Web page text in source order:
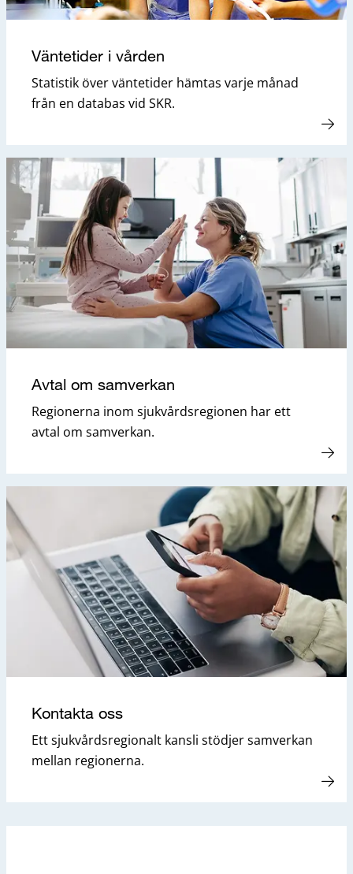
Väntetider i vården
Statistik över väntetider hämtas varje månad
från en databas vid SKR.
Avtal om samverkan
Regionerna inom sjukvårdsregionen har ett
avtal om samverkan.
Kontakta oss
Ett sjukvårdsregionalt kansli stödjer samverkan
mellan regionerna.